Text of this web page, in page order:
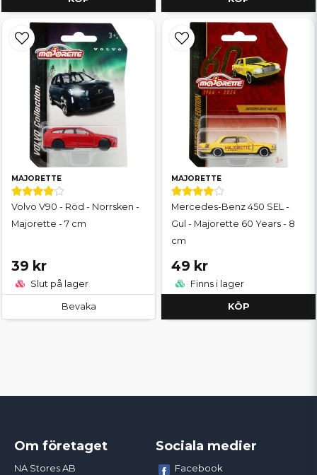
MAJORETTE
Volvo V90 - Röd - Norrsken -
Majorette - 7 cm
39 kr
Slut på lager
Bevaka
MAJORETTE
Mercedes-Benz 450 SEL -
Gul - Majorette 60 Years - 8
cm
49 kr
Finns i lager
KÖP
Om företaget
NA Stores AB
Sociala medier
Facebook